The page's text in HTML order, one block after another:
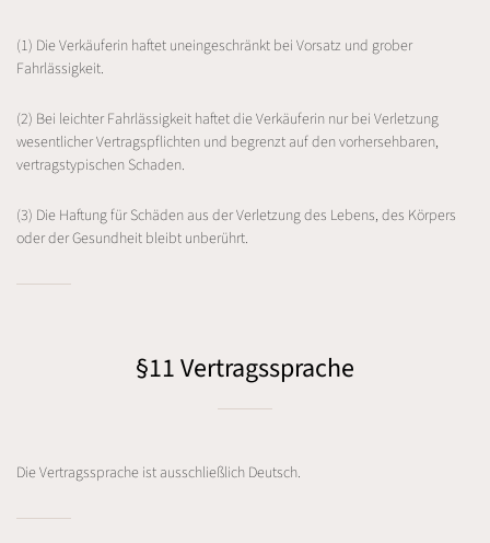
(1) Die Verkäuferin haftet uneingeschränkt bei Vorsatz und grober
Fahrlässigkeit.
(2) Bei leichter Fahrlässigkeit haftet die Verkäuferin nur bei Verletzung
wesentlicher Vertragspflichten und begrenzt auf den vorhersehbaren,
vertragstypischen Schaden.
(3) Die Haftung für Schäden aus der Verletzung des Lebens, des Körpers
oder der Gesundheit bleibt unberührt.
§11 Vertragssprache
Die Vertragssprache ist ausschließlich Deutsch.